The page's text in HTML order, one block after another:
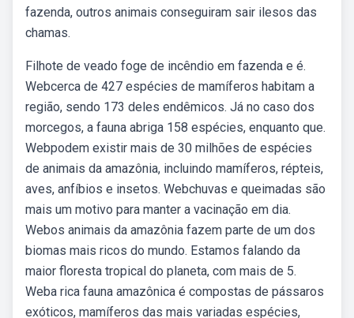
fazenda, outros animais conseguiram sair ilesos das
chamas.
Filhote de veado foge de incêndio em fazenda e é.
Webcerca de 427 espécies de mamíferos habitam a
região, sendo 173 deles endêmicos. Já no caso dos
morcegos, a fauna abriga 158 espécies, enquanto que.
Webpodem existir mais de 30 milhões de espécies
de animais da amazônia, incluindo mamíferos, répteis,
aves, anfíbios e insetos. Webchuvas e queimadas são
mais um motivo para manter a vacinação em dia.
Webos animais da amazônia fazem parte de um dos
biomas mais ricos do mundo. Estamos falando da
maior floresta tropical do planeta, com mais de 5.
Weba rica fauna amazônica é compostas de pássaros
exóticos, mamíferos das mais variadas espécies,